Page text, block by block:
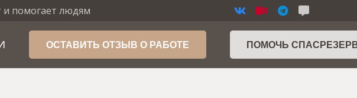
и помогает людям
ОСТАВИТЬ ОТЗЫВ О РАБОТЕ ПОМОЧЬ